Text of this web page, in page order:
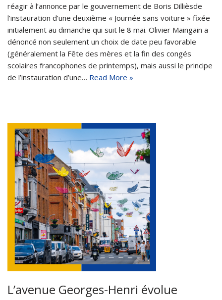
réagir à l’annonce par le gouvernement de Boris Dillièsde
l’instauration d’une deuxième « Journée sans voiture » fixée
initialement au dimanche qui suit le 8 mai. Olivier Maingain a
dénoncé non seulement un choix de date peu favorable
(généralement la Fête des mères et la fin des congés
scolaires francophones de printemps), mais aussi le principe
de l’instauration d’une… Read More »
L’avenue Georges-Henri évolue